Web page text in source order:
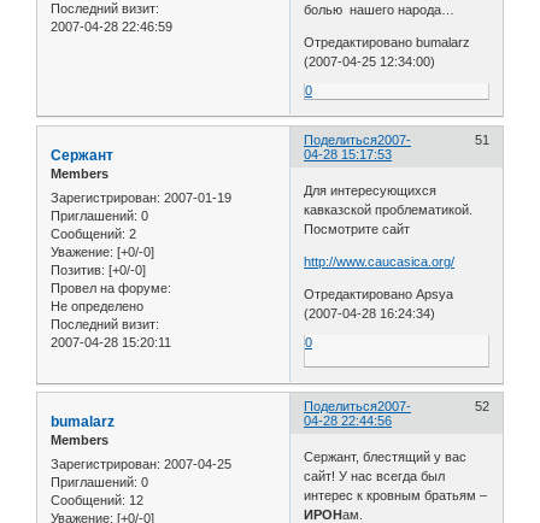
Последний визит:
2007-04-28 22:46:59
болью нашего народа…
Отредактировано bumalarz
(2007-04-25 12:34:00)
0
Поделиться 51
2007-
04-28 15:17:53
Сержант
Members
Зарегистрирован: 2007-01-19
Приглашений: 0
Сообщений: 2
Уважение: [+0/-0]
Позитив: [+0/-0]
Провел на форуме:
Не определено
Последний визит:
2007-04-28 15:20:11
Для интересующихся
кавказской проблематикой.
Посмотрите сайт
http://www.caucasica.org/
Отредактировано Apsya
(2007-04-28 16:24:34)
0
Поделиться 52
2007-
04-28 22:44:56
bumalarz
Members
Зарегистрирован: 2007-04-25
Приглашений: 0
Сообщений: 12
Уважение: [+0/-0]
Сержант, блестящий у вас
сайт! У нас всегда был
интерес к кровным братьям –
ИРОНам.